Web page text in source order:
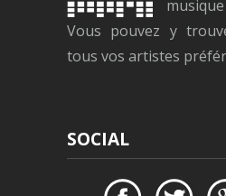
Vous pouvez y
tous vos artistes
SOCIAL